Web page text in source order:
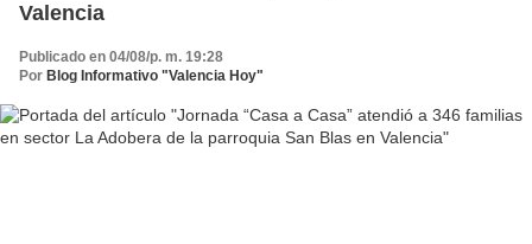
Valencia
Publicado en 04/08/p. m. 19:28
Por Blog Informativo "Valencia Hoy"